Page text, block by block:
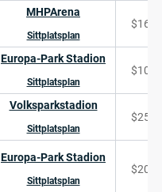
MHPArena
Sittplatsplan
$169
Europa-Park Stadion
Sittplatsplan
$107
Volksparkstadion
Sittplatsplan
$253
Europa-Park Stadion
Sittplatsplan
$201